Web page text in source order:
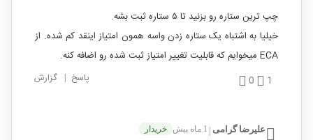
چپ ترین ستاره رو بزنید تا ۵ ستاره ثبت بشه.
خیلیا به اشتباه یک ستاره زدن واسه همون امتیاز اینقد کم شده. از
ECA میخوایم که قابلیت تغییر امتیاز ثبت شده رو اضافه کنه.
1
0 پاسخ | گزارش
علیرضا گرامی | 1 ماه پیش خریدار